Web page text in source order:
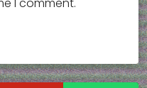
I comment.